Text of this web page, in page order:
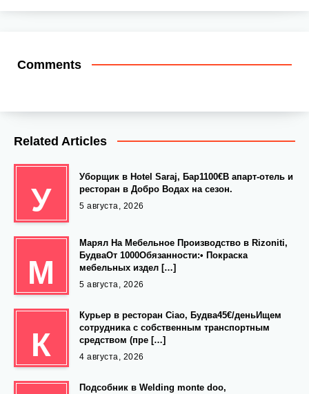
Comments
Related Articles
У
Уборщик в Hotel Saraj, Бар1100€В апарт-отель и
ресторан в Добро Водах на сезон.
5 августа, 2026
М
Марял На Мебельное Производство в Rizoniti,
БудваОт 1000Обязанности:• Покраска
мебельных издел […]
5 августа, 2026
К
Курьер в ресторан Ciao, Будва45€/деньИщем
сотрудника с собственным транспортным
средством (пре […]
4 августа, 2026
Подсобник в Welding monte doo,